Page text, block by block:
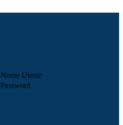
Nome Utente
Password